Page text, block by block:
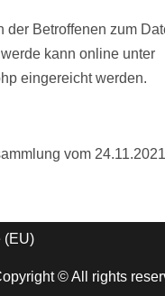
Betroffenen zum
kann online unter
eingereicht werden.
vom
(EU)
© All rights